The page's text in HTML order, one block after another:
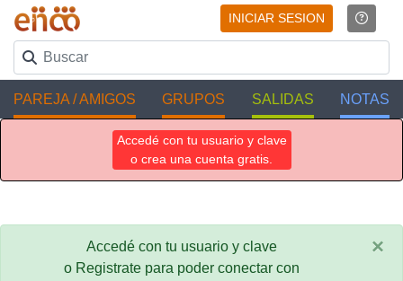
INICIAR SESION
PAREJA / AMIGOS GRUPOS SALIDAS NOTAS
Accedé con tu usuario y clave
o crea una cuenta gratis.
Accedé con tu usuario y clave
o Registrate para poder conectar con
×